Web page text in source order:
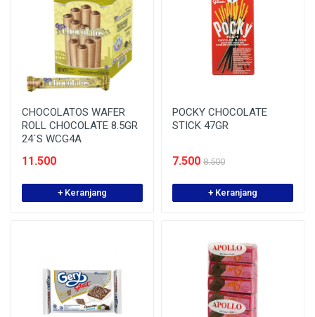
CHOCOLATOS WAFER
ROLL CHOCOLATE 8.5GR
24`S WCG4A
11.500
+ Keranjang
POCKY CHOCOLATE
STICK 47GR
7.500 8.500
+ Keranjang